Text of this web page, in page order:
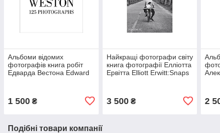
Альбоми відомих
фотографів книга робіт
Едварда Вестона Edward
1 500 ₴
Найкращі фотографи світу
книга фотографії Елліотта
Ервітта Elliott Erwitt:Snaps
3 500₴ 2
Подібні товари компанії